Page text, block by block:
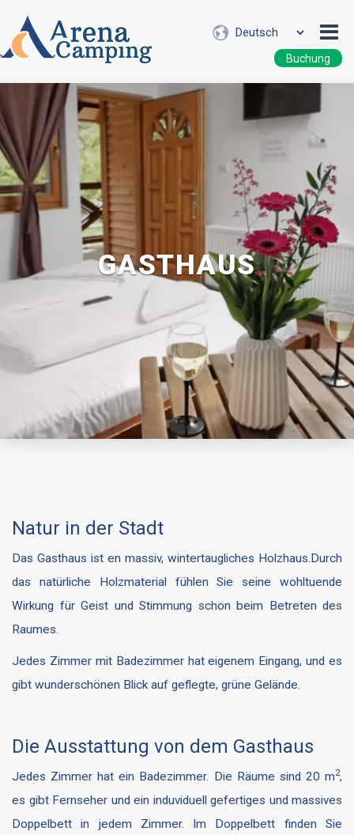
Buchung
GASTHAUS
Natur in der Stadt
Das Gasthaus ist en massiv, wintertaugliches Holzhaus.Durch
das natürliche Holzmaterial fühlen Sie seine wohltuende
Wirkung für Geist und Stimmung schon beim Betreten des
Raumes.
Jedes Zimmer mit Badezimmer hat eigenem Eingang, und es
gibt wunderschönen Blick auf geflegte, grüne Gelände.
Die Ausstattung von dem Gasthaus
Jedes Zimmer hat ein Badezimmer. Die Räume sind 20 m2,
es gibt Fernseher und ein induviduell gefertiges und massives
Doppelbett in jedem Zimmer. Im Doppelbett finden Sie